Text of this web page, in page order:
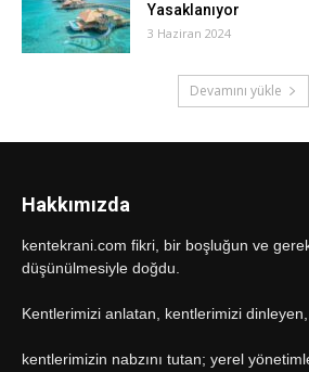
Yasaklanıyor
3 Haziran 2024
Devamını yükle
Hakkımızda
kentekrani.com fikri, bir boşluğun ve
düşünülmesiyle doğdu.
Kentlerimizi anlatan, kentlerimizi
kentlerimizin nabzını tutan; yerel